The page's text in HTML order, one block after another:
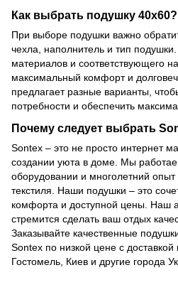
Как выбрать подушку 40х60?
При выборе подушки важно
чехла, наполнитель и тип
материалов и соответствующего
максимальный комфорт и
предлагает разные варианты,
потребности и обеспечить
Почему следует выбрать
Sontex – это не просто интернет
создании уюта в доме. Мы
оборудовании и многолетний
текстиля. Наши подушки – это
комфорта и доступной цены. Наш
стремится сделать ваш отдых
Заказывайте качественные
Sontex по низкой цене с
Гостомель, Киев и другие города